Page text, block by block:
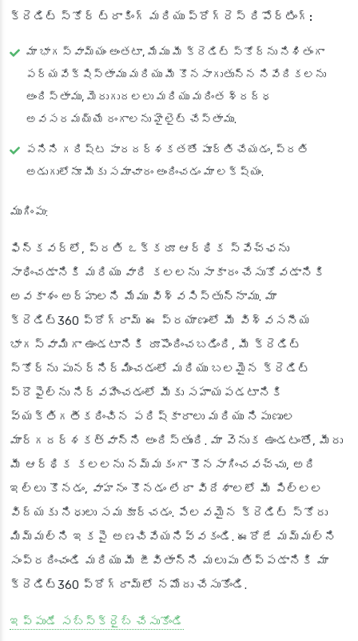
క్రెడిట్ స్కోర్ ట్రాకింగ్ మరియు ప్రోగ్రెస్ రిపోర్టింగ్:
మా భాగస్వామ్యం అంతటా, మేము మీ క్రెడిట్ స్కోర్‌ను నిశితంగా
పర్యవేక్షిస్తాము మరియు మీ కొనసాగుతున్న నివేదికలను
అందిస్తాము, మెరుగుదలలు మరియు మరింత శ్రద్ధ
అవసరమయ్యే రంగాలను హైలైట్ చేస్తాము.
పనిని గరిష్ట పారదర్శకతతో పూర్తి చేయడం, ప్రతి
అడుగులోనూ మీకు సమాచారం అందించడం మా లక్ష్యం.
ముగింపు:
ఫిన్‌కవర్‌లో, ప్రతి ఒక్కరూ ఆర్థిక స్వేచ్ఛను
సాధించడానికి మరియు వారి కలలను సాకారం చేసుకోవడానికి
అవకాశం అర్హులని మేము విశ్వసిస్తున్నాము. మా
క్రెడిట్360 ప్రోగ్రామ్ ఈ ప్రయాణంలో మీ విశ్వసనీయ
భాగస్వామిగా ఉండటానికి రూపొందించబడింది, మీ క్రెడిట్
స్కోర్‌ను పునర్నిర్మించడంలో మరియు బలమైన క్రెడిట్
ప్రొఫైల్‌ను నిర్వహించడంలో మీకు సహాయపడటానికి
వ్యక్తిగతీకరించిన పరిష్కారాలు మరియు నిపుణుల
మార్గదర్శకత్వాన్ని అందిస్తుంది. మా వెనుక ఉండటంతో, మీరు
మీ ఆర్థిక కలలను నమ్మకంగా కొనసాగించవచ్చు, అది
ఇల్లు కొనడం, వాహనం కొనడం లేదా విదేశాలలో మీ పిల్లల
విద్యకు నిధులు సమకూర్చడం. పేలవమైన క్రెడిట్ స్కోరు
మిమ్మల్ని ఇకపై అణచివేయనివ్వకండి. ఈరోజే మమ్మల్ని
సంప్రదించండి మరియు మీ జీవితాన్ని మలుపు తిప్పడానికి మా
క్రెడిట్360 ప్రోగ్రామ్‌లో నమోదు చేసుకోండి.
ఇప్పుడే సబ్‌స్క్రైబ్ చేసుకోండి